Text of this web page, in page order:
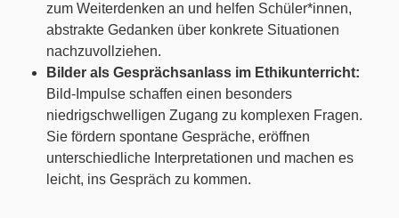
zum Weiterdenken an und helfen Schüler*innen,
abstrakte Gedanken über konkrete Situationen
nachzuvollziehen.
Bilder als Gesprächsanlass im Ethikunterricht:
Bild-Impulse schaffen einen besonders
niedrigschwelligen Zugang zu komplexen Fragen.
Sie fördern spontane Gespräche, eröffnen
unterschiedliche Interpretationen und machen es
leicht, ins Gespräch zu kommen.